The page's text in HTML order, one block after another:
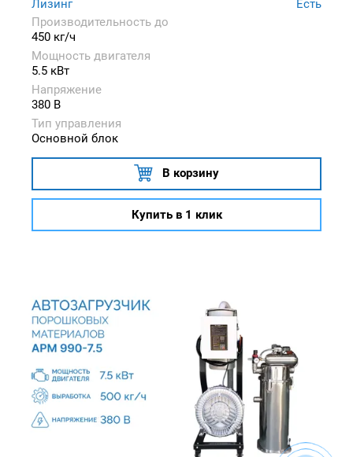
Лизинг
Есть
Производительность до
450 кг/ч
Мощность двигателя
5.5 кВт
Напряжение
380 В
Тип управления
Основной блок
В корзину
Купить в 1 клик